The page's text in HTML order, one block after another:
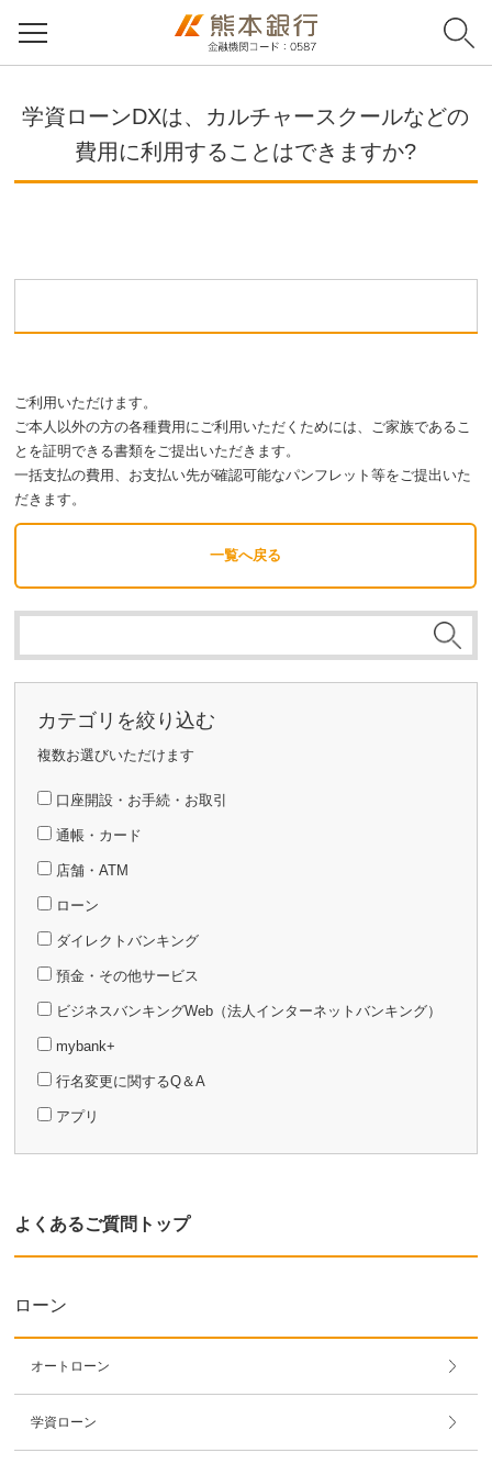
学資ローンDXは、カルチャースクールなどの
費用に利用することはできますか?
ご利用いただけます。
ご本人以外の方の各種費用にご利用いただくためには、ご家族であるこ
とを証明できる書類をご提出いただきます。
一括支払の費用、お支払い先が確認可能なパンフレット等をご提出いた
だきます。
一覧へ戻る
カテゴリを絞り込む
複数お選びいただけます
口座開設・お手続・お取引
通帳・カード
店舗・ATM
ローン
ダイレクトバンキング
預金・その他サービス
ビジネスバンキングWeb（法人インターネットバンキング）
mybank+
行名変更に関するQ＆A
アプリ
よくあるご質問トップ
ローン
オートローン
学資ローン